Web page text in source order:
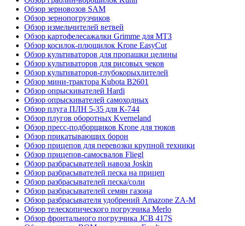
Обзор зерновозов SAM
Обзор зернопогрузчиков
Обзор измельчителей ветвей
Обзор картофелесажалки Grimme для МТЗ
Обзор косилок-плющилок Krone EasyCut
Обзор культиваторов для пропашки целины
Обзор культиваторов для рисовых чеков
Обзор культиваторов-глубокорыхлителей
Обзор мини-трактора Kubota B2601
Обзор опрыскивателей Hardi
Обзор опрыскивателей самоходных
Обзор плуга ПЛН 5-35 для К-744
Обзор плугов оборотных Kverneland
Обзор пресс-подборщиков Krone для тюков
Обзор прикатывающих борон
Обзор прицепов для перевозки крупной техники
Обзор прицепов-самосвалов Fliegl
Обзор разбрасывателей навоза Joskin
Обзор разбрасывателей песка на прицеп
Обзор разбрасывателей песка/соли
Обзор разбрасывателей семян газона
Обзор разбрасывателя удобрений Amazone ZA-M
Обзор телескопического погрузчика Merlo
Обзор фронтального погрузчика JCB 417S